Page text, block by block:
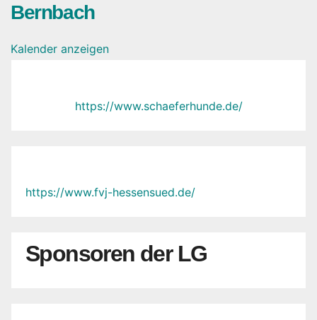
Bernbach
Kalender anzeigen
https://www.schaeferhunde.de/
https://www.fvj-hessensued.de/
Sponsoren der LG